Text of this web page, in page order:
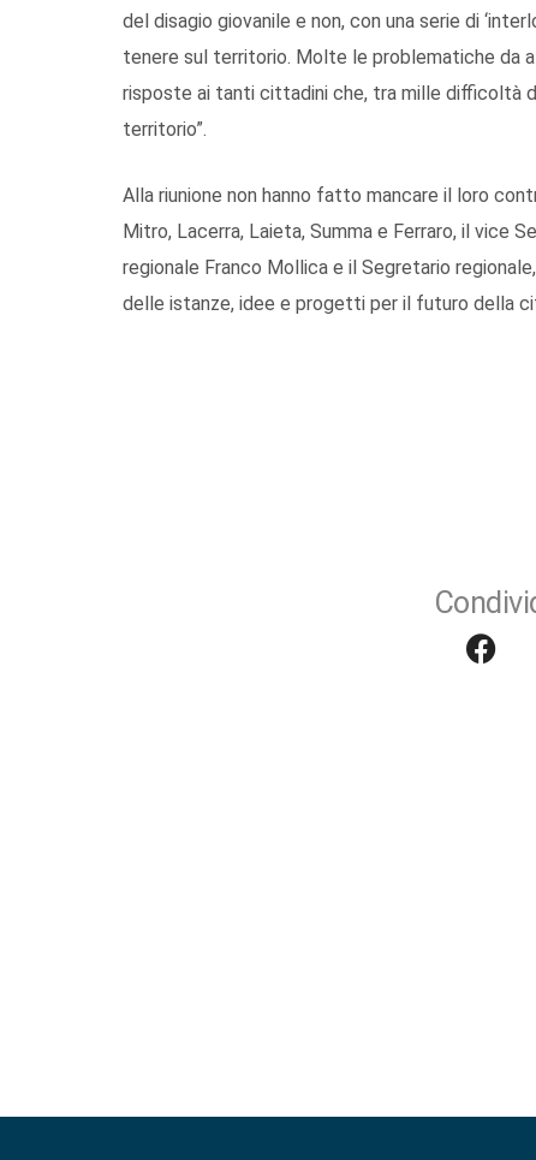
del disagio giovanile e non, con una serie di
tenere sul territorio. Molte le problematiche da
risposte ai tanti cittadini che, tra mille difficoltà
territorio”.
Alla riunione non hanno fatto mancare il loro
Mitro, Lacerra, Laieta, Summa e Ferraro, il vice
regionale Franco Mollica e il Segretario
delle istanze, idee e progetti per il futuro della